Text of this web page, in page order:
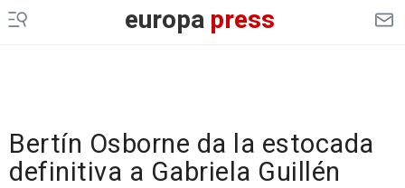
europapress
Bertín Osborne da la estocada
definitiva a Gabriela Guillén